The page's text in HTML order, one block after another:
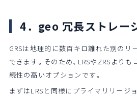
4．geo 冗長ストレー
GRSは地理的に数百キロ離れた別のリ
できます。そのため、LRSやZRSより
続性の高いオプションです。
まずはLRSと同様にプライマリリージ